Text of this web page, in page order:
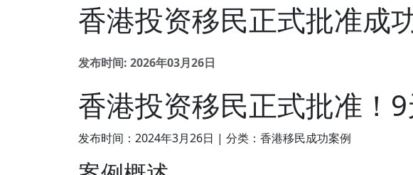
香港投资移民正式批准成
发布时间: 2026年03月26日
香港投资移民正式批准！
发布时间：2024年3月26日 | 分类：香港移民成功案例